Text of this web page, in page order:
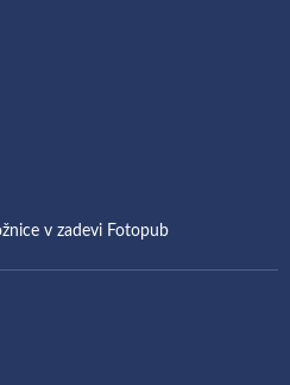
v zadevi Fotopub